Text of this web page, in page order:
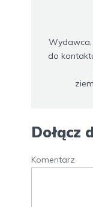
do
Dołącz
Komentarz